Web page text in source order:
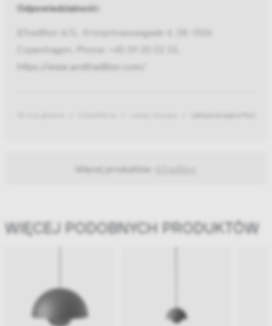
Odpowiedzialność:
&Tradition A/S,, Kronprinsessegade 4, DK-1306
Copenhagen, Phone: +45 39 20 02 33,
https://www.andtradition.com/
Lampa wisząca
Więcej produktów:
WIĘCEJ PODOBNYCH PRODUKTÓW